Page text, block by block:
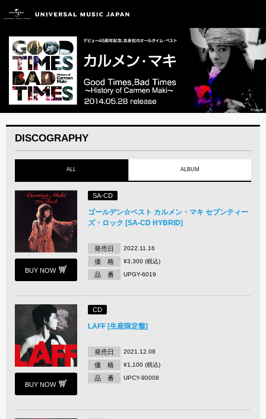
DISCOGRAPHY
ALL ALBUM
BUY NOW
SA-CD
ゴールデン☆ベスト カルメン・マキ セブンティー
ズ・ロック [SA-CD HYBRID]
発売日 2022.11.16
価 格 ¥3,300 (税込)
品 番 UPGY-6019
BUY NOW
CD
LAFF [生産限定盤]
発売日 2021.12.08
価 格 ¥1,100 (税込)
品 番 UPCY-90008